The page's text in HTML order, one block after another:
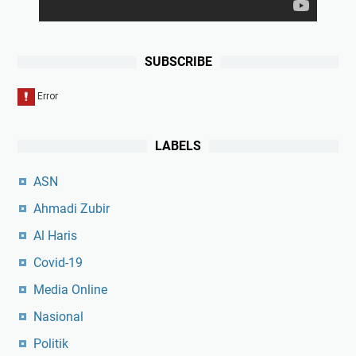
SUBSCRIBE
LABELS
ASN
Ahmadi Zubir
Al Haris
Covid-19
Media Online
Nasional
Politik